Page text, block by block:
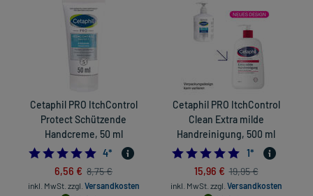
Cetaphil PRO ItchControl
Protect Schützende
Handcreme, 50 ml
5.0
4*
6,56 € 8,75 €
inkl. MwSt. zzgl. Versandkosten
Cetaphil PRO ItchControl
Clean Extra milde
Handreinigung, 500 ml
5.0
1*
15,96 € 19,95 €
inkl. MwSt. zzgl. Versandkosten